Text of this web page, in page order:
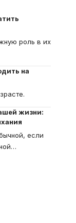
роль в их
на
жизни:
если
…